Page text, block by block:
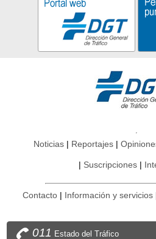
Noticias Reportajes
Suscripciones
Contacto Información y servicios
011 Estado del Tráfico